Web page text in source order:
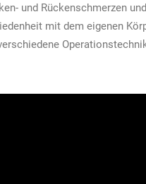
und Rückenschmerzen
mit dem eigenen